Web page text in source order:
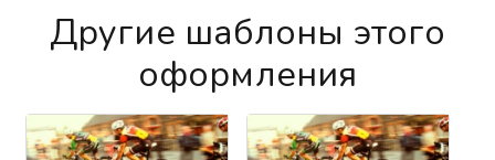
Другие шаблоны этого
оформления